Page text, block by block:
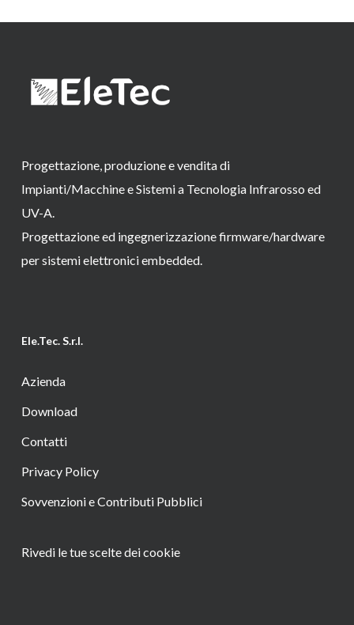
Progettazione, produzione e vendita di
Impianti/Macchine e Sistemi a Tecnologia Infrarosso ed
UV-A.
Progettazione ed ingegnerizzazione firmware/hardware
per sistemi elettronici embedded.
Ele.Tec. S.r.l.
Azienda
Download
Contatti
Privacy Policy
Sovvenzioni e Contributi Pubblici
Rivedi le tue scelte dei cookie